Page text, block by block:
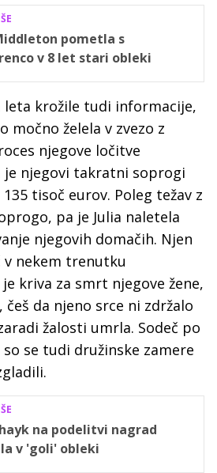
pometla s
v 8 let stari obleki
leta krožile tudi informacije,
močno želela v zvezo z
njegove ločitve
je njegovi takratni soprogi
tisoč eurov. Poleg težav z
pa je Julia naletela
njegovih domačih. Njen
nekem trenutku
kriva za smrt njegove žene,
češ da njeno srce ni zdržalo
žalosti umrla. Sodeč po
se tudi družinske zamere
na podelitvi nagrad
v 'goli' obleki